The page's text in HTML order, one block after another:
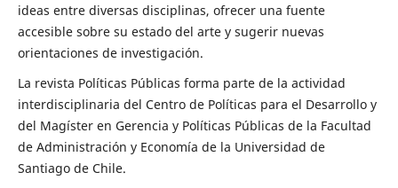
ideas entre diversas disciplinas, ofrecer una fuente
accesible sobre su estado del arte y sugerir nuevas
orientaciones de investigación.
La revista Políticas Públicas forma parte de la actividad
interdisciplinaria del Centro de Políticas para el Desarrollo y
del Magíster en Gerencia y Políticas Públicas de la Facultad
de Administración y Economía de la Universidad de
Santiago de Chile.